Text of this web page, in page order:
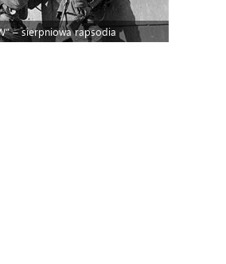
– sierpniowa rapsodia